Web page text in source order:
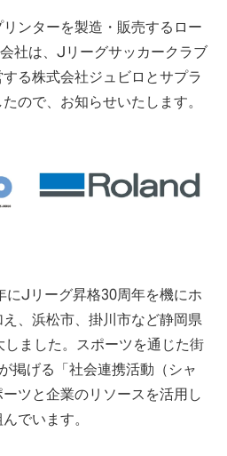
ンターを製造・販売するロー
社は、Jリーグサッカークラブ
する株式会社ジュビロとサプラ
ので、お知らせいたします。
にJリーグ昇格30周年を機にホ
、浜松市、掛川市など静岡県
ました。スポーツを通じた街
掲げる「社会連携活動（シャ
ツと企業のリソースを活用し
でいます。